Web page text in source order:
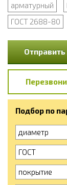
арматурный
ГОСТ 2688-80
Отправить
Подбор по
диаметр
ГОСТ
покрытие